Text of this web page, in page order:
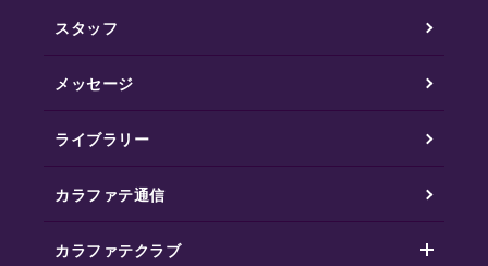
スタッフ
メッセージ
ライブラリー
カラファテ通信
カラファテクラブ